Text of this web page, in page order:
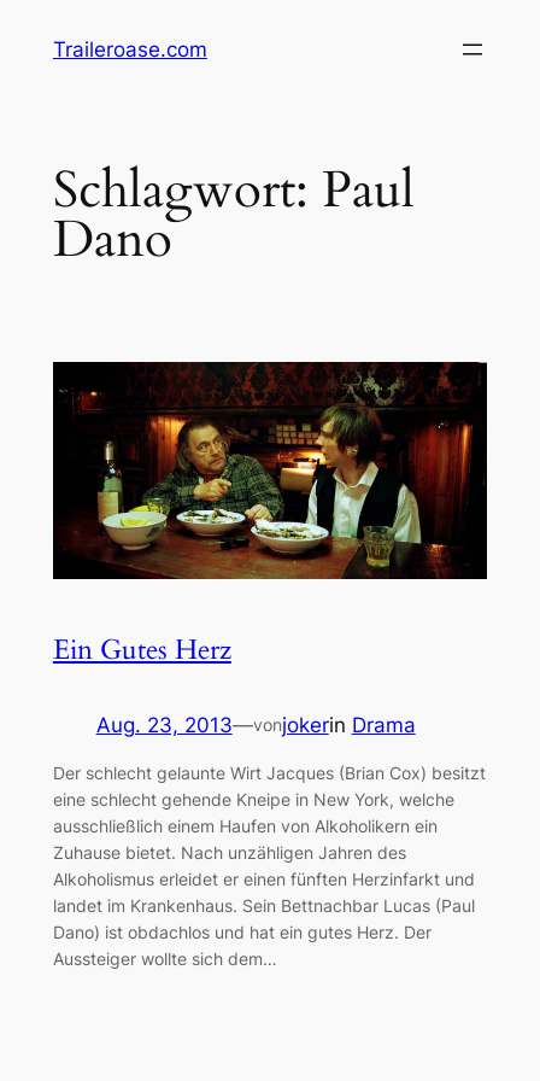
InhaltTraileroase.com
Schlagwort: Paul
Dano
Ein Gutes Herz
Aug. 23, 2013—vonjokerin Drama
Der schlecht gelaunte Wirt Jacques (Brian Cox) besitzt
eine schlecht gehende Kneipe in New York, welche
ausschließlich einem Haufen von Alkoholikern ein
Zuhause bietet. Nach unzähligen Jahren des
Alkoholismus erleidet er einen fünften Herzinfarkt und
landet im Krankenhaus. Sein Bettnachbar Lucas (Paul
Dano) ist obdachlos und hat ein gutes Herz. Der
Aussteiger wollte sich dem…